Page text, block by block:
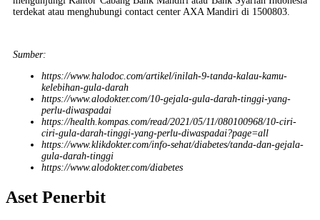
terdekat atau menghubungi contact center AXA Mandiri di 1500803.
Sumber:
https://www.halodoc.com/artikel/inilah-9-tanda-kalau-kamu-
kelebihan-gula-darah
https://www.alodokter.com/10-gejala-gula-darah-tinggi-yang-
perlu-diwaspadai
https://health.kompas.com/read/2021/05/11/080100968/10-ciri-
ciri-gula-darah-tinggi-yang-perlu-diwaspadai?page=all
https://www.klikdokter.com/info-sehat/diabetes/tanda-dan-gejala-
gula-darah-tinggi
https://www.alodokter.com/diabetes
Aset Penerbit